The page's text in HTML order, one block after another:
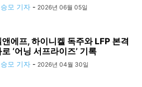
모 기자 - 2026년 06월 05일
앤에프, 하이니켈 독주와 LFP 본격
‘어닝 서프라이즈’ 기록
모 기자 - 2026년 04월 30일